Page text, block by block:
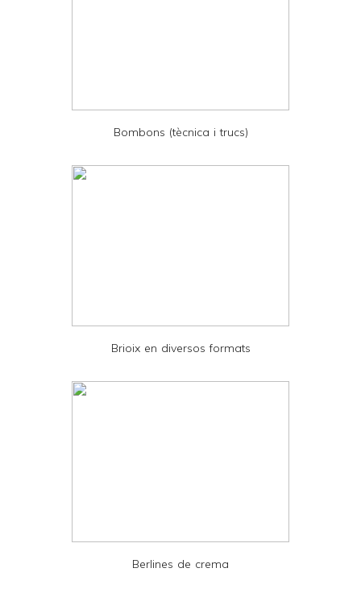
d
Bombons (tècnica i trucs)
Brioix en diversos formats
Berlines de crema